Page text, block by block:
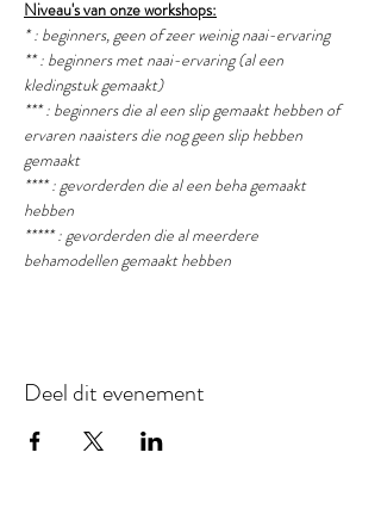
Niveau's van onze workshops:
* : beginners, geen of zeer weinig naai-ervaring
** : beginners met naai-ervaring (al een
kledingstuk gemaakt)
*** : beginners die al een slip gemaakt hebben of
ervaren naaisters die nog geen slip hebben
gemaakt
**** : gevorderden die al een beha gemaakt
hebben
***** : gevorderden die al meerdere
behamodellen gemaakt hebben
Deel dit evenement